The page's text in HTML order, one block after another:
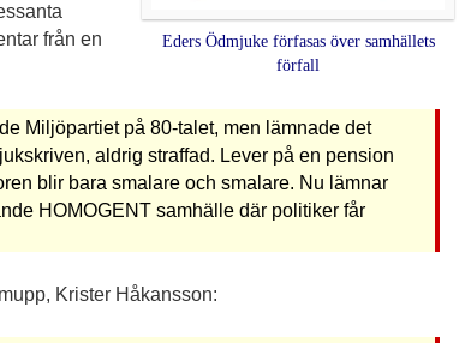
Eders Ödmjuke förfasas över samhällets
förfall
från en
Miljöpartiet på 80-talet, men lämnade det
aldrig straffad. Lever på en pension
blir bara smalare och smalare. Nu lämnar
HOMOGENT samhälle där politiker får
Krister Håkansson: